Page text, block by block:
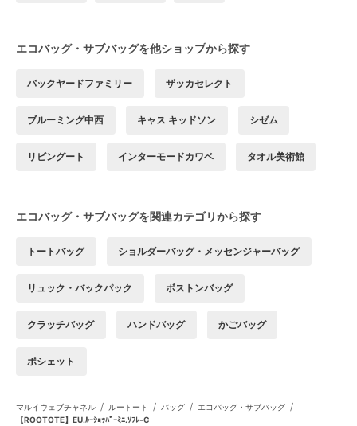
エコバッグ・サブバッグを他ショップから探す
バックヤードファミリー ザッカセレクト
ブルーミング中西 キャス キッドソン シゼム
リビングート インターモードカワベ タオル美術館
エコバッグ・サブバッグを関連カテゴリから探す
トートバッグ ショルダーバッグ・メッセンジャーバッグ
リュック・バックパック ボストンバッグ
クラッチバッグ ハンドバッグ かごバッグ
ポシェット
マルイウェブチャネル / ルートート / バッグ / エコバッグ・サブバッグ /
【ROOTOTE】EU.ﾙｰｼｮｯﾊﾟｰﾐﾆ.ｿﾌﾚ-C